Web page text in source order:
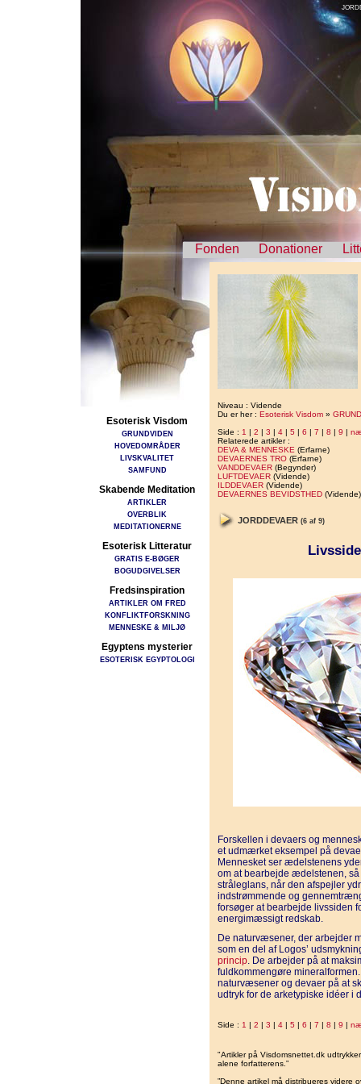
Fonden Donationer
Esoterisk Visdom
GRUNDVIDEN
HOVEDOMRÅDER
LIVSKVALITET
SAMFUND
Skabende Meditation
ARTIKLER
OVERBLIK
MEDITATIONERNE
Esoterisk Litteratur
GRATIS E-BØGER
BOGUDGIVELSER
Fredsinspiration
ARTIKLER OM FRED
KONFLIKTFORSKNING
MENNESKE & MILJØ
Egyptens mysterier
ESOTERISK EGYPTOLOGI
Niveau : Vidende
Du er her : Esoterisk Visdom »
Side : 1 | 2 | 3 | 4 | 5 | 6 | 7 | 8 | 9 |
Relaterede artikler :
DEVA & MENNESKE (Erfarne)
DEVAERNES TRO (Erfarne)
VANDDEVAER (Begynder)
LUFTDEVAER (Vidende)
ILDDEVAER (Vidende)
DEVAERNES BEVIDSTHED (Vidende)
JORDDEVAER (6 af 9)
Forskellen i devaers og
et udmærket eksempel på
Mennesket ser ædelstenens
om at bearbejde ædelstenen,
stråleglans, når den afspejler
indstrømmende og
forsøger at bearbejde livssiden
energimæssigt redskab.
De naturvæsener, der arbejder
som en del af Logos’
princip. De arbejder på at
fuldkommengøre
naturvæsener og devaer på at
udtryk for de arketypiske idéer i
Side : 1 | 2 | 3 | 4 | 5 | 6 | 7 | 8 | 9 |
"Artikler på Visdomsnettet.dk
alene forfatterens.”
”Denne artikel må distribueres videre